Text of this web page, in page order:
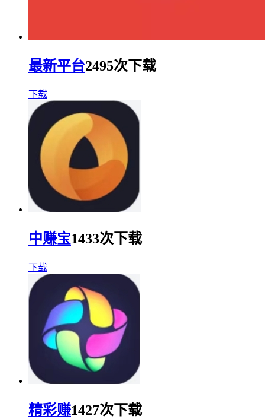
最新平台2495次下载
下载
中赚宝1433次下载
下载
精彩赚1427次下载